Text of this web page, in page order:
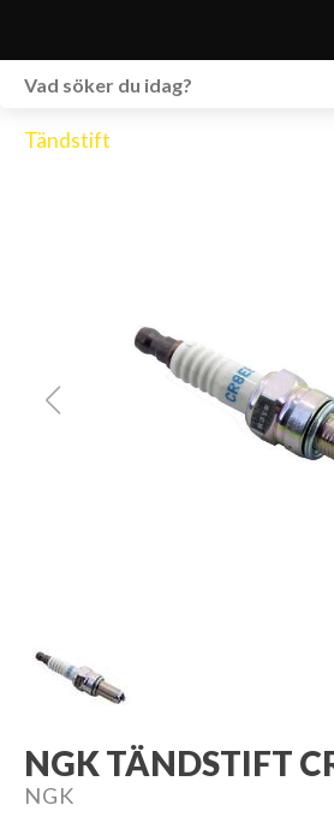
Tändstift
NGK TÄNDSTIFT
NGK